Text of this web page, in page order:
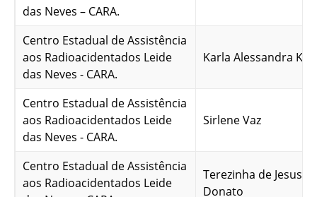
das Neves – CARA.
Centro Estadual de Assistência
aos Radioacidentados Leide
das Neves - CARA.
Karla Alessandra
Centro Estadual de Assistência
aos Radioacidentados Leide
das Neves - CARA.
Sirlene Vaz
Centro Estadual de Assistência
aos Radioacidentados Leide
Terezinha de Jesus
Donato